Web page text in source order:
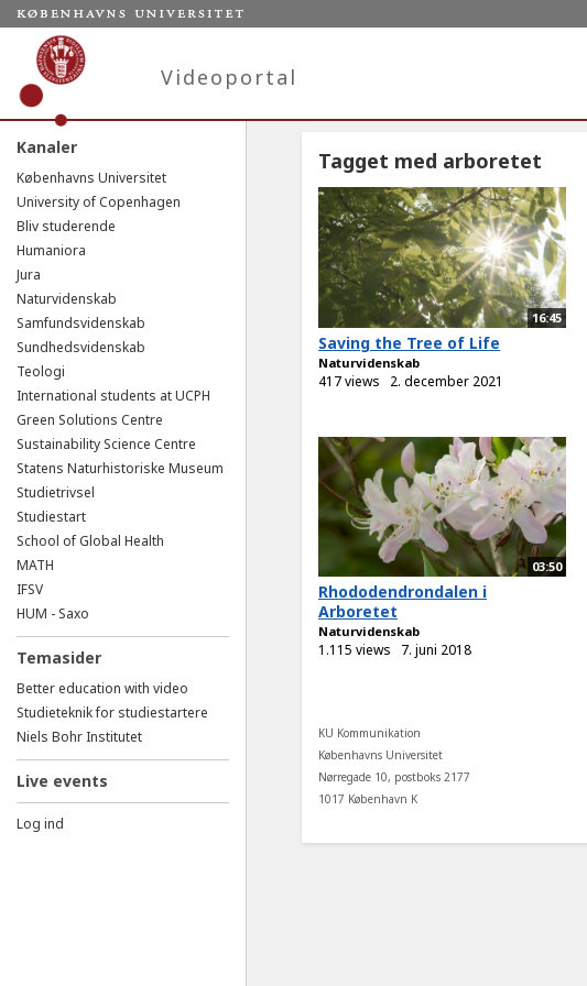
Videoportal
Kanaler
Københavns Universitet
University of Copenhagen
Bliv studerende
Humaniora
Jura
Naturvidenskab
Samfundsvidenskab
Sundhedsvidenskab
Teologi
International students at UCPH
Green Solutions Centre
Sustainability Science Centre
Statens Naturhistoriske Museum
Studietrivsel
Studiestart
School of Global Health
MATH
IFSV
HUM - Saxo
Temasider
Better education with video
Studieteknik for studiestartere
Niels Bohr Institutet
Live events
Log ind
Tagget med arboretet
16:45
Saving the Tree of Life
Naturvidenskab
417 views 2. december 2021
03:50
Rhododendrondalen i
Arboretet
Naturvidenskab
1.115 views 7. juni 2018
KU Kommunikation
Københavns Universitet
Nørregade 10, postboks 2177
1017 København K